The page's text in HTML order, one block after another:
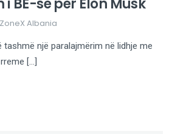
BE-së për Elon Musk
ZoneX Albania
tashmë një paralajmërim në lidhje me
[…]